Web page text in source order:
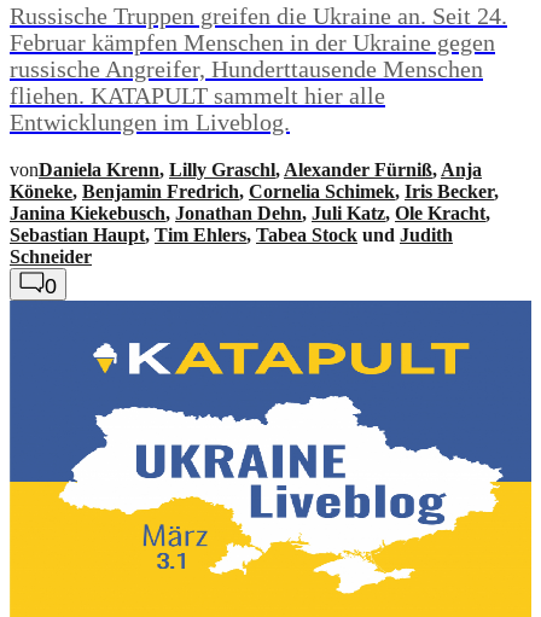
Russische Truppen greifen die Ukraine an. Seit 24.
Februar kämpfen Menschen in der Ukraine gegen
russische Angreifer, Hunderttausende Menschen
fliehen. KATAPULT sammelt hier alle
Entwicklungen im Liveblog.
vonDaniela Krenn, Lilly Graschl, Alexander Fürniß, Anja
Köneke, Benjamin Fredrich, Cornelia Schimek, Iris Becker,
Janina Kiekebusch, Jonathan Dehn, Juli Katz, Ole Kracht,
Sebastian Haupt, Tim Ehlers, Tabea Stock und Judith
Schneider
0